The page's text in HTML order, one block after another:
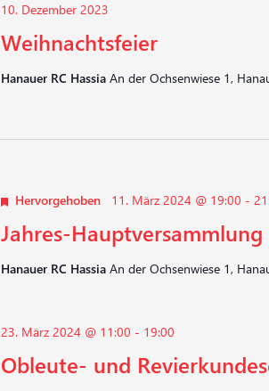
Weihnachtsfeier
10. Dezember 2023
Hanauer RC Hassia An der Ochsenwiese 1,
Jahres-Hauptversammlung
Hervorgehoben 11. März 2024 @ 19:00 -
Hanauer RC Hassia An der Ochsenwiese 1,
Obleute- und
23. März 2024 @ 11:00 - 19:00